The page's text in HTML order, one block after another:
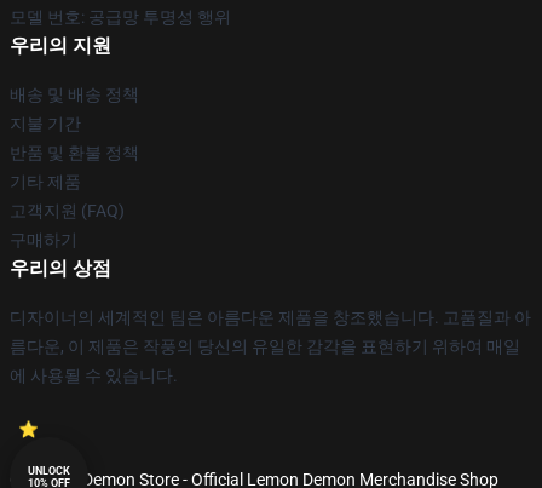
모델 번호: 공급망 투명성 행위
우리의 지원
배송 및 배송 정책
지불 기간
반품 및 환불 정책
기타 제품
고객지원 (FAQ)
구매하기
우리의 상점
디자이너의 세계적인 팀은 아름다운 제품을 창조했습니다. 고품질과 아
름다운, 이 제품은 작풍의 당신의 유일한 감각을 표현하기 위하여 매일
에 사용될 수 있습니다.
© Lemon Demon Store - Official Lemon Demon Merchandise Shop
UNLOCK
10% OFF